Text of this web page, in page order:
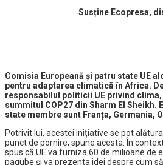
Susține Ecopresa,
Comisia Europeană și patru state UE
pentru adaptarea climatică în Africa.
responsabilul politicii UE privind
summitul COP27 din Sharm El Sheikh.
state membre sunt Franța, Germania,
Potrivit lui, acestei inițiative se pot
punct de pornire, spune acesta. În
spus că UE va furniza 60 de milioane de
pagube și va prezenta idei despre cum